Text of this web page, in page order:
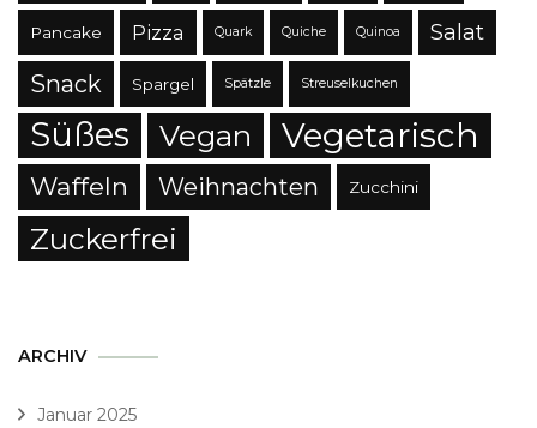
Pancake Pizza Quark Quiche Quinoa Salat
Snack Spargel Spätzle Streuselkuchen
Süßes Vegan Vegetarisch
Waffeln Weihnachten Zucchini
Zuckerfrei
ARCHIV
Januar 2025